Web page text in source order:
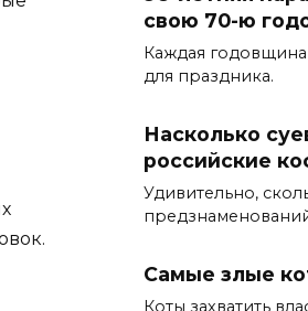
свою 70-ю
Каждая
для праздника.
Насколько
российские
Удивительно,
Самые злые
Коты захватить